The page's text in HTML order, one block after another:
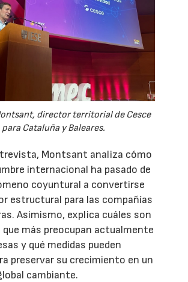
director territorial de Cesce
para Cataluña y Baleares.
Montsant analiza cómo
internacional ha pasado de
coyuntural a convertirse
estructural para las compañías
Asimismo, explica cuáles son
más preocupan actualmente
y qué medidas pueden
preservar su crecimiento en un
cambiante.